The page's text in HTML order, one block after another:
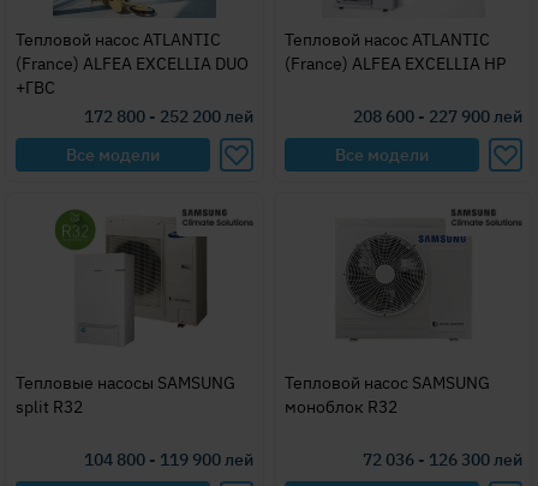
Тепловой насос ATLANTIC
(France) ALFEA EXCELLIA DUO
+ГВС
172 800 - 252 200лей
Все модели
Тепловой насос ATLANTIC
(France) ALFEA EXCELLIA HP
208 600 - 227 900лей
Все модели
Тепловые насосы SAMSUNG
split R32
104 800 - 119 900лей
Тепловой насос SAMSUNG
моноблок R32
72 036 - 126 300лей